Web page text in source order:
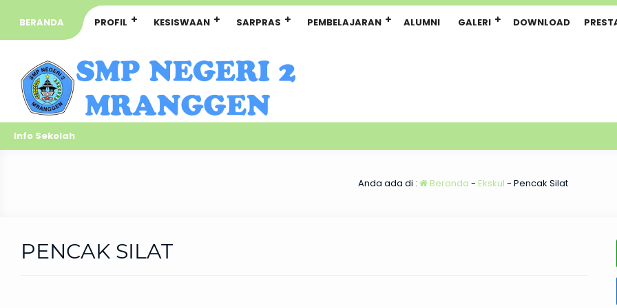
BERANDA PROFIL KESISWAAN SARPRAS PEMBELAJARAN ALUMNI GALERI DOWNLOAD
Info Sekolah
Anda ada di : Beranda - Ekskul - Pencak Silat
PENCAK SILAT